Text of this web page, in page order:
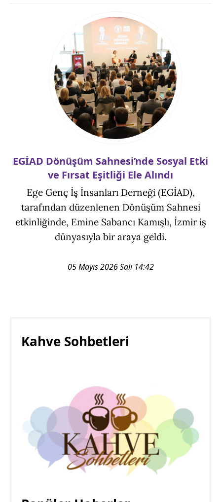
EGİAD Dönüşüm Sahnesi’nde Sosyal Etki
ve Fırsat Eşitliği Ele Alındı
Ege Genç İş İnsanları Derneği (EGİAD),
tarafından düzenlenen Dönüşüm Sahnesi
etkinliğinde, Emine Sabancı Kamışlı, İzmir iş
dünyasıyla bir araya geldi.
05 Mayıs 2026 Salı 14:42
Kahve Sohbetleri